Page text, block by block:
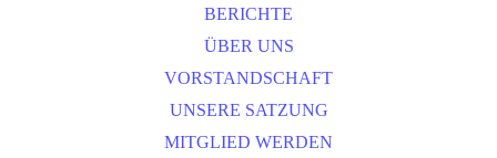
BERICHTE
ÜBER UNS
VORSTANDSCHAFT
UNSERE SATZUNG
MITGLIED WERDEN